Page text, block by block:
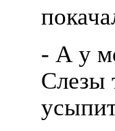
- А у
Слезы